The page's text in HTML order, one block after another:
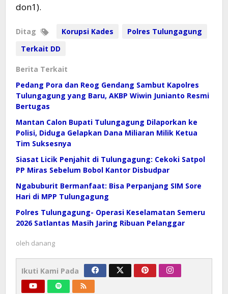
don1).
Ditag Korupsi Kades
Polres Tulungagung
Terkait DD
Berita Terkait
Pedang Pora dan Reog Gendang Sambut Kapolres
Tulungagung yang Baru, AKBP Wiwin Junianto Resmi
Bertugas
Mantan Calon Bupati Tulungagung Dilaporkan ke
Polisi, Diduga Gelapkan Dana Miliaran Milik Ketua
Tim Suksesnya
Siasat Licik Penjahit di Tulungagung: Cekoki Satpol
PP Miras Sebelum Bobol Kantor Disbudpar
Ngabuburit Bermanfaat: Bisa Perpanjang SIM Sore
Hari di MPP Tulungagung
Polres Tulungagung- Operasi Keselamatan Semeru
2026 Satlantas Masih Jaring Ribuan Pelanggar
oleh danang
Ikuti Kami Pada